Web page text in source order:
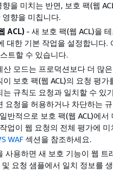
향을 미치는 반면, 보호 팩(웹
영향을 미칩니다.
ACL) - 새 보호 팩(웹 ACL)을
대한 기본 작업을 설정합니다
트할 수 있습니다.
산 모드는 프로덕션보다 더 많
보호 팩(웹 ACL)의 요청 평
는 규칙도 요청과 일치할 수 있
요청을 허용하거나 차단하는
반적으로 보호 팩(웹 ACL)에
업이 웹 요청의 전체 평가에
WAF 섹션을 참조하세요.
사용하면 새 보호 기능이 웹 트
및 요청 샘플에서 일치 정보를